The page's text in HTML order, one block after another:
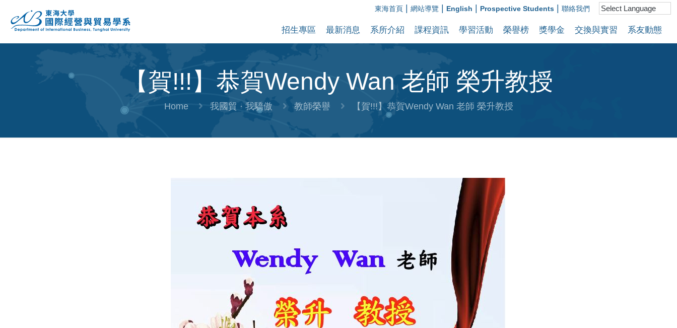
東海首頁 網站導覽 English Prospective Students 聯絡我們
招生專區 最新消息 系所介紹 課程資訊 學習活動 榮譽榜 獎學金 交換與實習 系友動態
【賀!!!】恭賀Wendy Wan 老師 榮升教授
Home 我國貿 · 我驕傲 教師榮譽 【賀!!!】恭賀Wendy Wan 老師 榮升教授